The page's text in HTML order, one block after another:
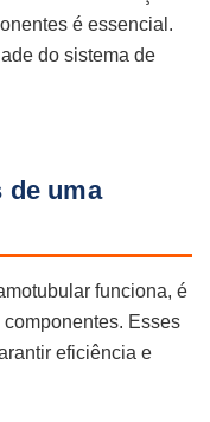
é essencial.
do sistema de
de uma
funciona, é
Esses
eficiência e